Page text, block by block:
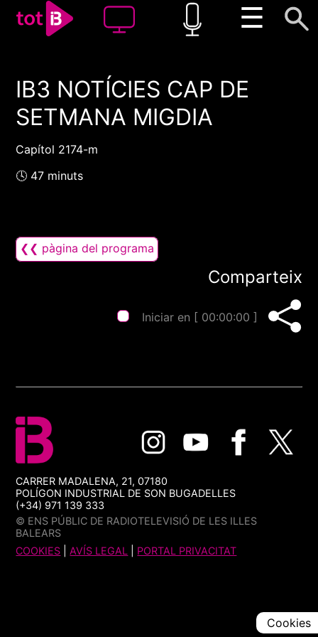
☰
00:00 00:00
1x
IB3 NOTÍCIES CAP DE
SETMANA MIGDIA
Capítol 2174-m
🕓 47 minuts
❮❮ pàgina del programa
Comparteix
Iniciar en [ 00:00:00 ]
CARRER MADALENA, 21, 07180
POLÍGON INDUSTRIAL DE SON BUGADELLES
(+34) 971 139 333
© ENS PÚBLIC DE RADIOTELEVISIÓ DE LES ILLES
BALEARS
COOKIES |AVÍS LEGAL PORTAL PRIVACITAT
Cookies